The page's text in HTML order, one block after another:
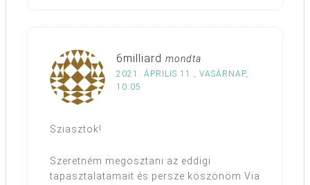
6milliard mondta
2021. ÁPRILIS 11., VASÁRNAP,
10:05
Sziasztok!
Szeretném megosztani az eddigi
tapasztalatamait és persze köszönöm Via